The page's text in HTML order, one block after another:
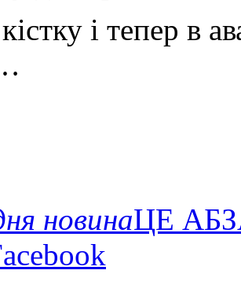
і тепер в
новинаЦЕ